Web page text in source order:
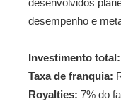
desenvolvidos
desempenho e
Investimento total:
Taxa de franquia:
Royalties: 7% do